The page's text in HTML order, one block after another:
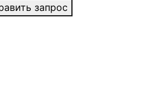
запрос